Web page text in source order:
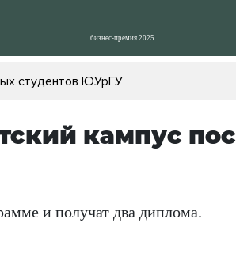
студентов ЮУрГУ
кампус
и получат два диплома.